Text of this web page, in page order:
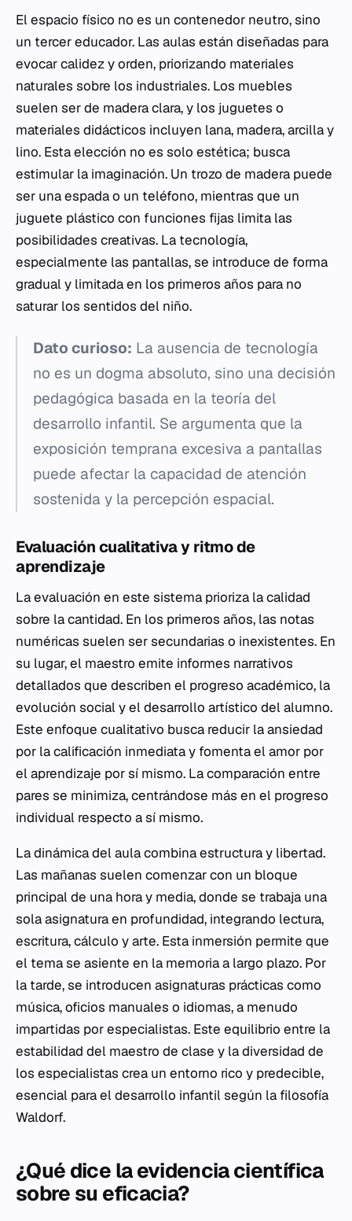
El espacio físico no es un contenedor neutro, sino
un tercer educador. Las aulas están diseñadas para
evocar calidez y orden, priorizando materiales
naturales sobre los industriales. Los muebles
suelen ser de madera clara, y los juguetes o
materiales didácticos incluyen lana, madera, arcilla y
lino. Esta elección no es solo estética; busca
estimular la imaginación. Un trozo de madera puede
ser una espada o un teléfono, mientras que un
juguete plástico con funciones fijas limita las
posibilidades creativas. La tecnología,
especialmente las pantallas, se introduce de forma
gradual y limitada en los primeros años para no
saturar los sentidos del niño.
Dato curioso: La ausencia de tecnología
no es un dogma absoluto, sino una decisión
pedagógica basada en la teoría del
desarrollo infantil. Se argumenta que la
exposición temprana excesiva a pantallas
puede afectar la capacidad de atención
sostenida y la percepción espacial.
Evaluación cualitativa y ritmo de
aprendizaje
La evaluación en este sistema prioriza la calidad
sobre la cantidad. En los primeros años, las notas
numéricas suelen ser secundarias o inexistentes. En
su lugar, el maestro emite informes narrativos
detallados que describen el progreso académico, la
evolución social y el desarrollo artístico del alumno.
Este enfoque cualitativo busca reducir la ansiedad
por la calificación inmediata y fomenta el amor por
el aprendizaje por sí mismo. La comparación entre
pares se minimiza, centrándose más en el progreso
individual respecto a sí mismo.
La dinámica del aula combina estructura y libertad.
Las mañanas suelen comenzar con un bloque
principal de una hora y media, donde se trabaja una
sola asignatura en profundidad, integrando lectura,
escritura, cálculo y arte. Esta inmersión permite que
el tema se asiente en la memoria a largo plazo. Por
la tarde, se introducen asignaturas prácticas como
música, oficios manuales o idiomas, a menudo
impartidas por especialistas. Este equilibrio entre la
estabilidad del maestro de clase y la diversidad de
los especialistas crea un entorno rico y predecible,
esencial para el desarrollo infantil según la filosofía
Waldorf.
¿Qué dice la evidencia científica
sobre su eficacia?